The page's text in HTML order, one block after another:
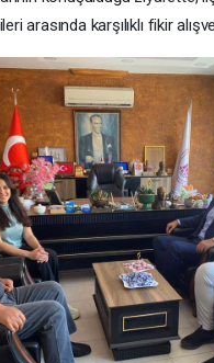
arasında karşılıklı fikir